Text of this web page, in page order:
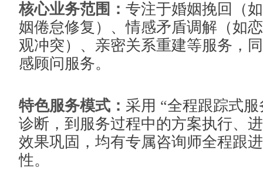
核心业务范围： 专注于婚姻挽回（
姻倦怠修复）、情感矛盾调解（如
观冲突）、亲密关系重建等服务，
感顾问服务。
特色服务模式： 采用 “全程跟踪式
诊断，到服务过程中的方案执行、
效果巩固，均有专属咨询师全程跟
性。